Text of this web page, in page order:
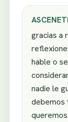
gracias a
hable o
nadie le
debemos